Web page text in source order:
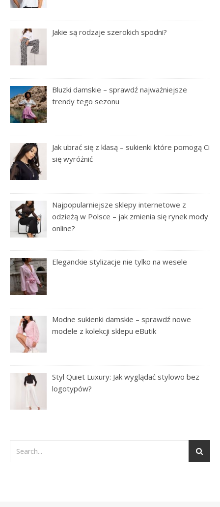
Jakie są rodzaje szerokich spodni?
Bluzki damskie – sprawdź najważniejsze
trendy tego sezonu
Jak ubrać się z klasą – sukienki które pomogą Ci
się wyróżnić
Najpopularniejsze sklepy internetowe z
odzieżą w Polsce – jak zmienia się rynek mody
online?
Eleganckie stylizacje nie tylko na wesele
Modne sukienki damskie – sprawdź nowe
modele z kolekcji sklepu eButik
Styl Quiet Luxury: Jak wyglądać stylowo bez
logotypów?